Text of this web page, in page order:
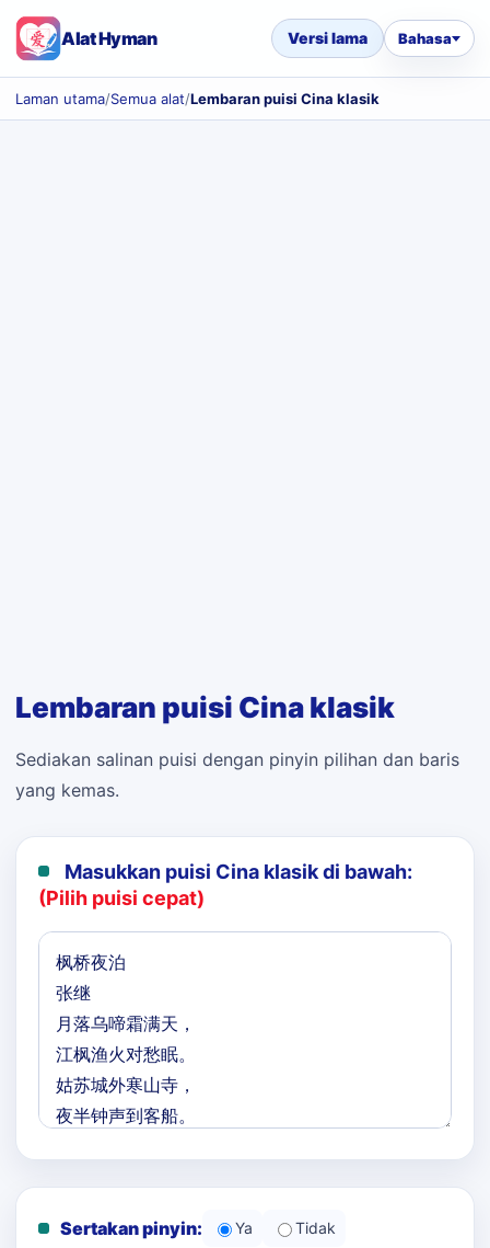
Alat Hyman Versi lama Bahasa
Laman utama/Semua alat/Lembaran puisi Cina klasik
Lembaran puisi Cina klasik
Sediakan salinan puisi dengan pinyin pilihan dan baris
yang kemas.
Masukkan puisi Cina klasik di bawah:
(Pilih puisi cepat)
Sertakan pinyin: Ya Tidak